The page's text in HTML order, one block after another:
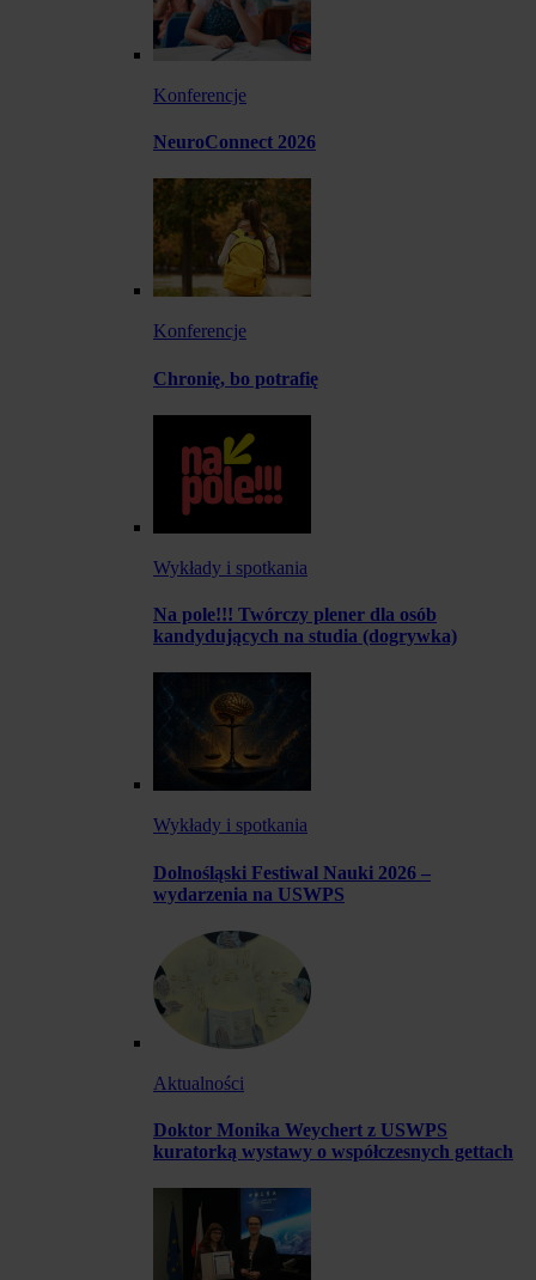
Konferencje
NeuroConnect 2026
Konferencje
Chronię, bo potrafię
Wykłady i spotkania
Na pole!!! Twórczy plener dla osób
kandydujących na studia (dogrywka)
Wykłady i spotkania
Dolnośląski Festiwal Nauki 2026 –
wydarzenia na USWPS
Aktualności
Doktor Monika Weychert z USWPS
kuratorką wystawy o współczesnych gettach